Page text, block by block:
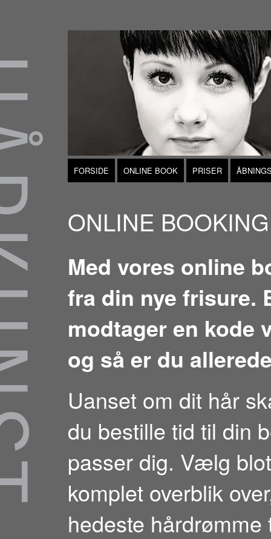
FORSIDE ONLINE BOOK PRISER
ONLINE BOOKING
Med vores online
fra din nye frisure.
modtager en kode
og så er du
Uanset om dit hår
du bestille tid til din
passer dig. Vælg
komplet overblik
hedeste